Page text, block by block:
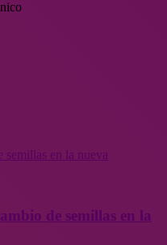
en la nueva
de semillas en la